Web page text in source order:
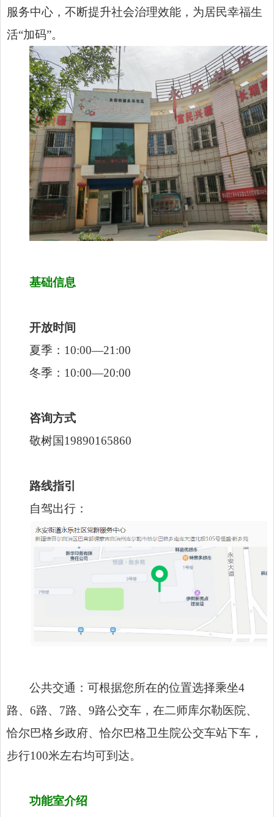
服务中心，不断提升社会治理效能，为居民幸福生
活“加码”。
基础信息
开放时间
夏季：10:00—21:00
冬季：10:00—20:00
咨询方式
敬树国19890165860
路线指引
自驾出行：
公共交通：可根据您所在的位置选择乘坐4
路、6路、7路、9路公交车，在二师库尔勒医院、
恰尔巴格乡政府、恰尔巴格卫生院公交车站下车，
步行100米左右均可到达。
功能室介绍